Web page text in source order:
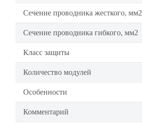
Сечение проводника жесткого, мм2
Сечение проводника гибкого, мм2
Класс защиты
Количество модулей
Особенности
Комментарий